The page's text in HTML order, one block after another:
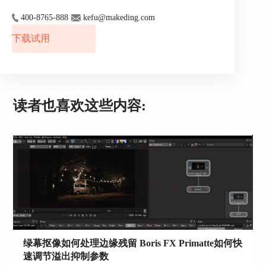
1、删除插件文件夹：卸载蓝宝石插件后，进入您
的电脑系统盘（通常是C盘），找到视频编辑软件
注册表编辑器中，找到与蓝宝石插件相关的注册表
项，将其删除。请注意，在删除注册表项时务必谨
3、重启电脑：完成上述操作后，重启您的电脑，
确保蓝宝石插件已彻底删除。
400-8765-888 kefu@makeding.com
下载试用
读者也喜欢这些内容:
绿幕抠像如何处理边缘残留 Boris FX Primatte如何快
速调节溢出抑制参数